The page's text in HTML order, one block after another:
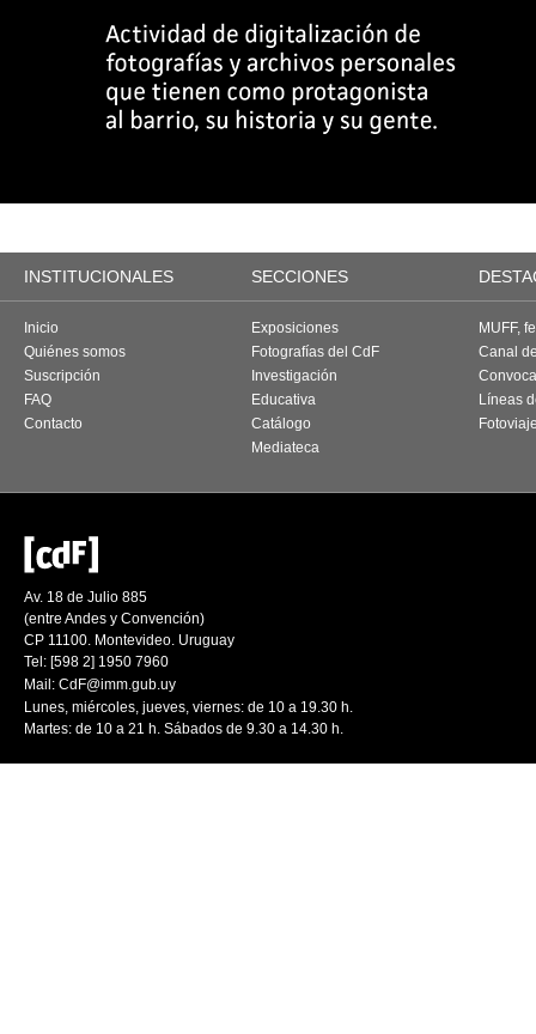
INSTITUCIONALES SECCIONES
Inicio
Quiénes somos
Suscripción
FAQ
Contacto
Exposiciones
Fotografías del CdF
Investigación
Educativa
Catálogo
Mediateca
MUFF,
Canal
Líneas
Av. 18 de Julio 885
(entre Andes y Convención)
CP 11100. Montevideo. Uruguay
Tel: [598 2] 1950 7960
Mail: CdF@imm.gub.uy
Lunes, miércoles, jueves, viernes: de 10 a 19.30 h.
Martes: de 10 a 21 h. Sábados de 9.30 a 14.30 h.